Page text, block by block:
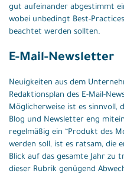
gut aufeinander abgestimmt
wobei unbedingt Best-
beachtet werden sollten.
E-Mail-Newsletter
Neuigkeiten aus dem
Redaktionsplan des E-Mail-
Möglicherweise ist es sinnvoll,
Blog und Newsletter eng
regelmäßig ein “Produkt des
werden soll, ist es ratsam, die
Blick auf das gesamte Jahr zu
dieser Rubrik genügend